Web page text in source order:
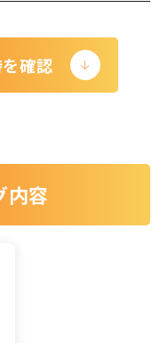
確認
内容